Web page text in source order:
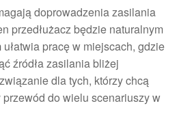
doprowadzenia zasilania
przedłużacz będzie naturalnym
ułatwia pracę w miejscach, gdzie
źródła zasilania bliżej
dla tych, którzy chcą
do wielu scenariuszy w